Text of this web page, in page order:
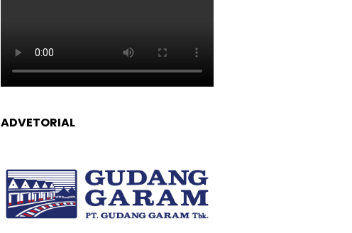
ADVETORIAL